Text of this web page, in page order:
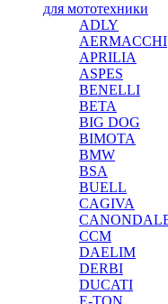
для мототехники
ADLY
AERMACCHI
APRILIA
ASPES
BENELLI
BETA
BIG DOG
BIMOTA
BMW
BSA
BUELL
CAGIVA
CCM
DAELIM
DERBI
DUCATI
E-TON